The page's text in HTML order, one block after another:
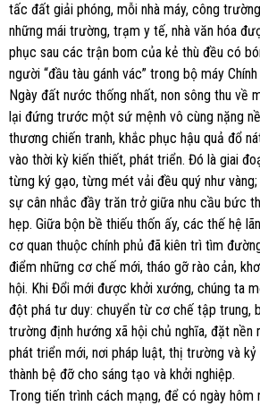
tấc đất giải phóng, mỗi nhà máy, công
những mái trường, trạm y tế, nhà văn hóa
phục sau các trận bom của kẻ thù đều có
người “đầu tàu gánh vác” trong bộ máy Chính
Ngày đất nước thống nhất, non sông thu về
lại đứng trước một sứ mệnh vô cùng nặng
thương chiến tranh, khắc phục hậu quả đổ
vào thời kỳ kiến thiết, phát triển. Đó là giai
từng ký gạo, từng mét vải đều quý như
sự cân nhắc đầy trăn trở giữa nhu cầu bức
hẹp. Giữa bộn bề thiếu thốn ấy, các thế hệ
cơ quan thuộc chính phủ đã kiên trì tìm
điểm những cơ chế mới, tháo gỡ rào cản,
hội. Khi Đổi mới được khởi xướng, chúng ta
đột phá tư duy: chuyển từ cơ chế tập trung,
trường định hướng xã hội chủ nghĩa, đặt
phát triển mới, nơi pháp luật, thị trường và
thành bệ đỡ cho sáng tạo và khởi nghiệp.
Trong tiến trình cách mạng, để có ngày hôm